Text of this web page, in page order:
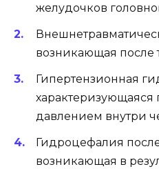
желудочков
возникающая после
Гипертензионная
давлением внутри
Гидроцефалия
возникающая в